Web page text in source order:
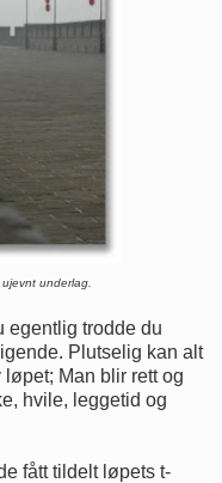
underlag.
egentlig trodde du
Plutselig kan alt
Man blir rett og
hvile, leggetid og
fått tildelt løpets t-